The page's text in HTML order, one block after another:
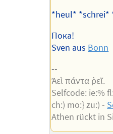
*heul* *schrei*
Пока!
Sven aus Bonn
--
Ἀεὶ πάντα ῥεῖ.
Selfcode: ie:%
ch:) mo:} zu:) -
Athen rückt in